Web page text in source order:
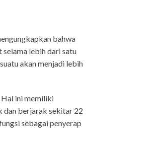
bahwa
lebih dari satu
akan menjadi lebih
Hal ini memiliki
dan berjarak sekitar 22
sebagai penyerap